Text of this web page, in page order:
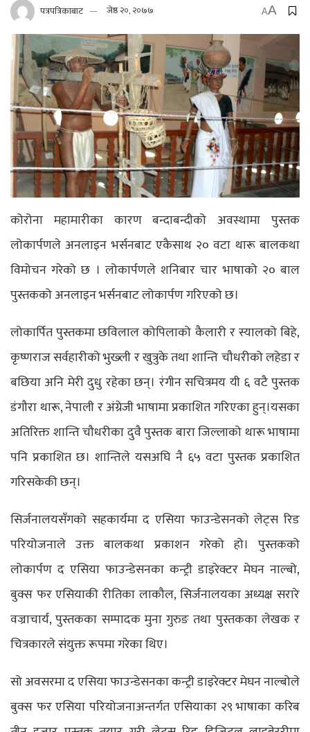
पत्रपत्रिकाबाट जेष्ठ २०, २०७७ AA
कोरोना महामारीका कारण बन्दाबन्दीको अवस्थामा पुस्तक
लोकार्पणले अनलाइन भर्सनबाट एकैसाथ २० वटा थारू बालकथा
विमोचन गरेको छ । लोकार्पणले शनिबार चार भाषाको २० बाल
पुस्तकको अनलाइन भर्सनबाट लोकार्पण गरिएको छ।
लोकार्पित पुस्तकमा छविलाल कोपिलाको कैलारी र स्यालको बिहे,
कृष्णराज सर्वहारीको भुख्ली र खुत्रुके तथा शान्ति चौधरीको लहेडा र
बछिया अनि मेरी दुधु रहेका छन्। रंगीन सचित्रमय यी ६ वटै पुस्तक
डंगौरा थारू, नेपाली र अंग्रेजी भाषामा प्रकाशित गरिएका हुन्।यसका
अतिरिक्त शान्ति चौधरीका दुवै पुस्तक बारा जिल्लाको थारू भाषामा
पनि प्रकाशित छ। शान्तिले यसअघि नै ६५ वटा पुस्तक प्रकाशित
गरिसकेकी छन्।
सिर्जनालयसँगको सहकार्यमा द एसिया फाउन्डेसनको लेट्स रिड
परियोजनाले उक्त बालकथा प्रकाशन गरेको हो। पुस्तकको
लोकार्पण द एसिया फाउन्डेसनका कन्ट्री डाइरेक्टर मेघन नाल्बो,
बुक्स फर एसियाकी रीतिका लाकौल, सिर्जनालयका अध्यक्ष सरारे
वज्राचार्य, पुस्तकका सम्पादक मुना गुरुङ तथा पुस्तकका लेखक र
चित्रकारले संयुक्त रूपमा गरेका थिए।
सो अवसरमा द एसिया फाउन्डेसनका कन्ट्री डाइरेक्टर मेघन नाल्बोले
बुक्स फर एसिया परियोजनाअन्तर्गत एसियाका २९ भाषाका करिब